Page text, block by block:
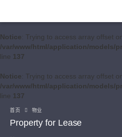
Notice: Trying to access array offset
/var/www/html/application/models/
line 137
Notice: Trying to access array offset
/var/www/html/application/models/
line 137
首页 物业
Property for Lease